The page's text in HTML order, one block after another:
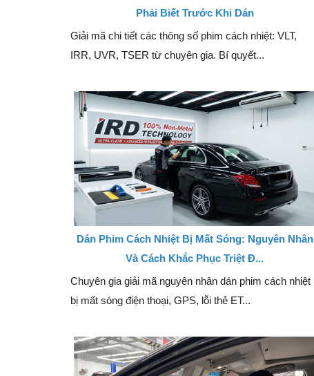
Phải Biết Trước Khi Dán
Giải mã chi tiết các thông số phim cách nhiệt: VLT,
IRR, UVR, TSER từ chuyên gia. Bí quyết...
Dán Phim Cách Nhiệt Bị Mất Sóng: Nguyên Nhân
Và Cách Khắc Phục Triệt Đ...
Chuyên gia giải mã nguyên nhân dán phim cách nhiệt
bị mất sóng điện thoại, GPS, lỗi thẻ ET...